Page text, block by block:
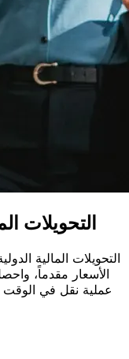
التحويلات
الأسعار مقدماً،